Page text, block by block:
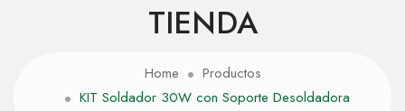
TIENDA
Home
Productos
KIT Soldador 30W con Soporte Desoldadora